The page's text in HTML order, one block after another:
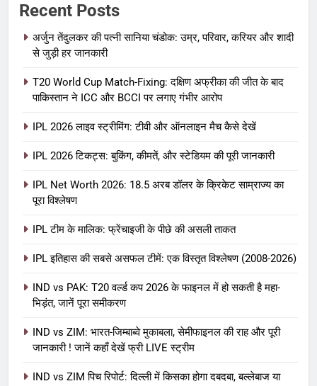
Recent Posts
अर्जुन तेंदुलकर की पत्नी सानिया चंडोक: उम्र, परिवार, करियर और शादी
से जुड़ी हर जानकारी
T20 World Cup Match-Fixing: दक्षिण अफ्रीका की जीत के बाद
पाकिस्तान ने ICC और BCCI पर लगाए गंभीर आरोप
IPL 2026 लाइव स्ट्रीमिंग: टीवी और ऑनलाइन मैच कैसे देखें
IPL 2026 टिकट्स: बुकिंग, कीमतें, और स्टेडियम की पूरी जानकारी
IPL Net Worth 2026: 18.5 अरब डॉलर के क्रिकेट साम्राज्य का
पूरा विश्लेषण
IPL टीम के मालिक: फ्रेंचाइजी के पीछे की असली ताकत
IPL इतिहास की सबसे असफल टीमें: एक विस्तृत विश्लेषण (2008-2026)
IND vs PAK: T20 वर्ल्ड कप 2026 के फाइनल में हो सकती है महा-
भिड़ंत, जानें पूरा समीकरण
IND vs ZIM: भारत-जिम्बाब्वे मुकाबला, सेमीफाइनल की राह और पूरी
जानकारी ! जानें कहाँ देखें फ्री LIVE स्ट्रीम
IND vs ZIM पिच रिपोर्ट: दिल्ली में किसका होगा दबदबा, बल्लेबाज या
IPL Net Worth 2026: 18.5 अरब डॉलर
आईपीएल 2026 क्रिकेट
IPL टीम के मालिक: फ्रेंचाइजी के पीछे की
असली ताकत
आईपीएल 2026 क्रिकेट
IPL इतिहास की सबसे असफल टीमें: एक